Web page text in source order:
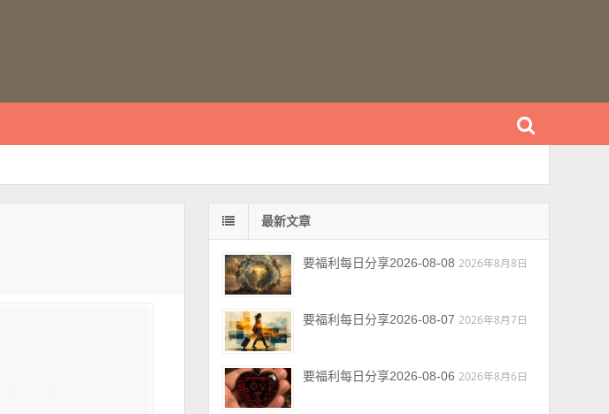
最新文章
要福利每日分享2026-08-08 2026年8月8日
要福利每日分享2026-08-07 2026年8月7日
要福利每日分享2026-08-06 2026年8月6日